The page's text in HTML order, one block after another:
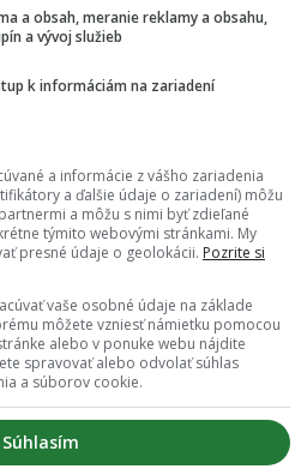
budov. V liste
ani po dvoch rokoch.
devätnásťposchodovej
z pokusov o izoláciu
základov. Obávajú sa
. LOZ UNLP Košice
na Rastislavovej
nefunkčné približne
a obsah, meranie reklamy a obsahu,
a vývoj služieb
k informáciám na zariadení
a informácie z vášho zariadenia
a ďalšie údaje o zariadení) môžu
a môžu s nimi byť zdieľané
týmito webovými stránkami. My
presné údaje o geolokácii. Pozrite si
vaše osobné údaje na základe
môžete vzniesť námietku pomocou
alebo v ponuke webu nájdite
spravovať alebo odvolať súhlas
a súborov cookie.
Súhlasím